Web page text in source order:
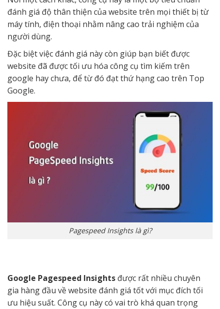
đánh giá độ thân thiện của website trên mọi thiết bị từ
máy tính, điện thoại nhằm nâng cao trải nghiệm của
người dùng.
Đặc biệt việc đánh giá này còn giúp bạn biết được
website đã được tối ưu hóa công cụ tìm kiếm trên
google hay chưa, để từ đó đạt thứ hạng cao trên Top
Google.
Pagespeed Insights là gì?
Google Pagespeed Insights được rất nhiều chuyên
gia hàng đầu về website đánh giá tốt với mục đích tối
ưu hiệu suất. Công cụ này có vai trò khá quan trọng